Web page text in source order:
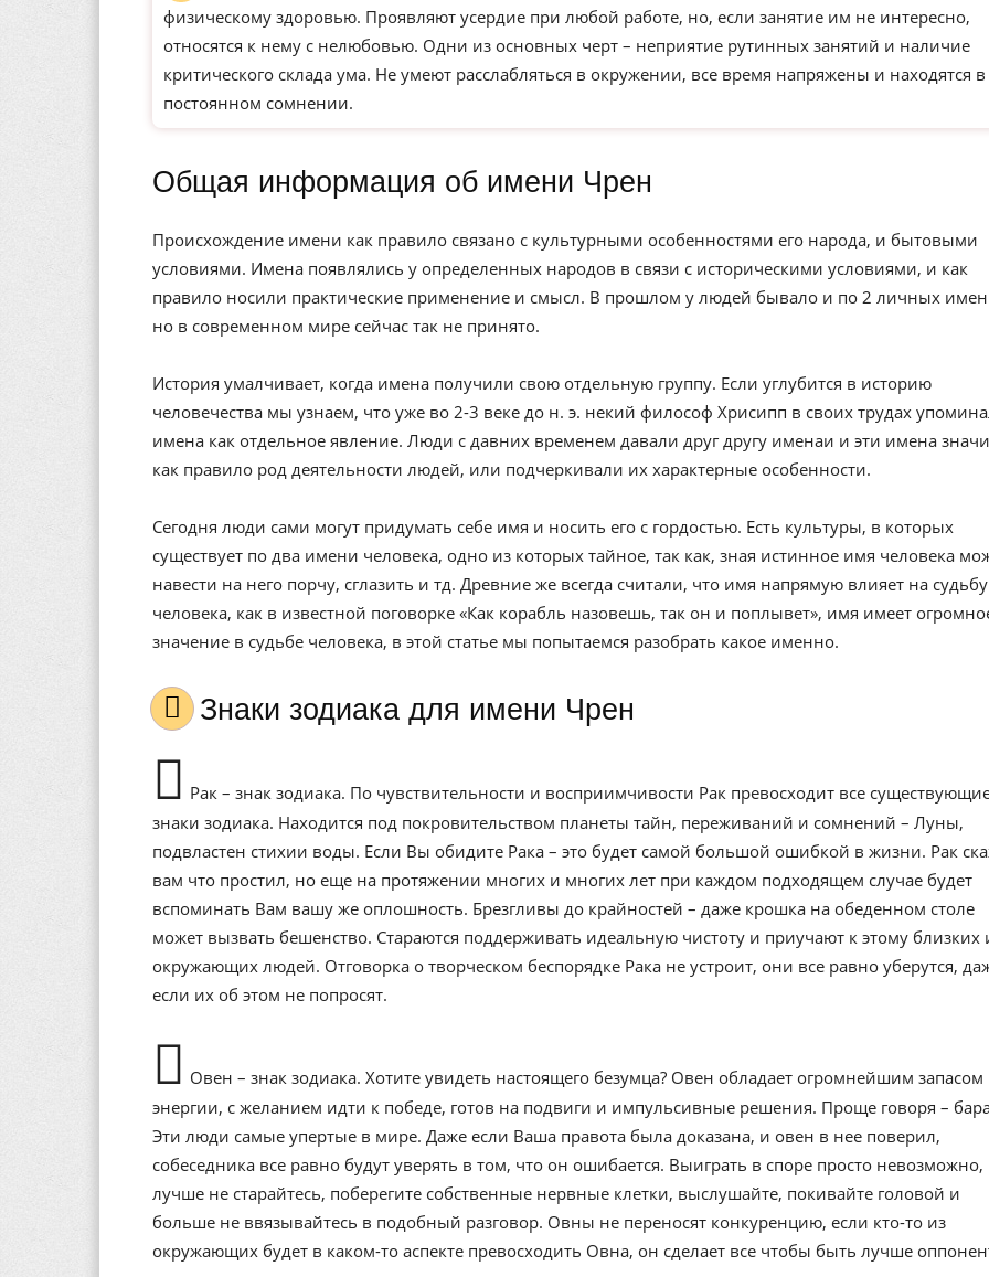
физическому здоровью. Проявляют усердие при любой работе, но, если занятие им не интересно,
относятся к нему с нелюбовью. Одни из основных черт – неприятие рутинных занятий и наличие
критического склада ума. Не умеют расслабляться в окружении, все время напряжены и находятся в
постоянном сомнении.
Общая информация об имени Чрен
Происхождение имени как правило связано с культурными особенностями его народа, и бытовыми
условиями. Имена появлялись у определенных народов в связи с историческими условиями, и как
правило носили практические применение и смысл. В прошлом у людей бывало и по 2 личных
но в современном мире сейчас так не принято.
История умалчивает, когда имена получили свою отдельную группу. Если углубится в историю
человечества мы узнаем, что уже во 2-3 веке до н. э. некий философ Хрисипп в своих трудах
имена как отдельное явление. Люди с давних временем давали друг другу именаи и эти имена
как правило род деятельности людей, или подчеркивали их характерные особенности.
Сегодня люди сами могут придумать себе имя и носить его с гордостью. Есть культуры, в которых
существует по два имени человека, одно из которых тайное, так как, зная истинное имя человека
навести на него порчу, сглазить и тд. Древние же всегда считали, что имя напрямую влияет на судьбу
человека, как в известной поговорке «Как корабль назовешь, так он и поплывет», имя имеет
значение в судьбе человека, в этой статье мы попытаемся разобрать какое именно.
Знаки зодиака для имени Чрен
Рак – знак зодиака. По чувствительности и восприимчивости Рак превосходит все
знаки зодиака. Находится под покровительством планеты тайн, переживаний и сомнений – Луны,
подвластен стихии воды. Если Вы обидите Рака – это будет самой большой ошибкой в жизни. Рак
вам что простил, но еще на протяжении многих и многих лет при каждом подходящем случае будет
вспоминать Вам вашу же оплошность. Брезгливы до крайностей – даже крошка на обеденном столе
может вызвать бешенство. Стараются поддерживать идеальную чистоту и приучают к этому близких
окружающих людей. Отговорка о творческом беспорядке Рака не устроит, они все равно уберутся,
если их об этом не попросят.
Овен – знак зодиака. Хотите увидеть настоящего безумца? Овен обладает огромнейшим запасом
энергии, с желанием идти к победе, готов на подвиги и импульсивные решения. Проще говоря –
Эти люди самые упертые в мире. Даже если Ваша правота была доказана, и овен в нее поверил,
собеседника все равно будут уверять в том, что он ошибается. Выиграть в споре просто невозможно,
лучше не старайтесь, поберегите собственные нервные клетки, выслушайте, покивайте головой и
больше не ввязывайтесь в подобный разговор. Овны не переносят конкуренцию, если кто-то из
окружающих будет в каком-то аспекте превосходить Овна, он сделает все чтобы быть лучше